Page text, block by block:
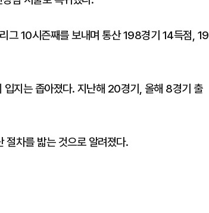
그 10시즌째를 보내며 통산 198경기 14득점, 19
입지는 좁아졌다. 지난해 20경기, 올해 8경기 출
절차를 밟는 것으로 알려졌다.